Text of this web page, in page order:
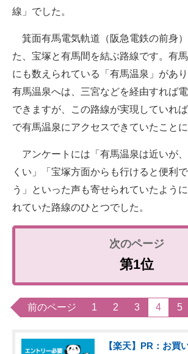
線」でした。
箕面有馬電気軌道（阪急電鉄の前身
た、宝塚と有馬間を結ぶ路線です。有
にも数えられている「有馬温泉」があ
有馬温泉へは、三宮などを経由すれば
できますが、この路線が実現していれ
で有馬温泉にアクセスできていたことに
アンケートには「有馬温泉は近いが
くい」「宝塚方面からも行けると便利
う」といった声も寄せられていたよう
れていた路線のひとつでした。
第1位
前のページ 1 2 3 4 5
【楽天】PR：お買